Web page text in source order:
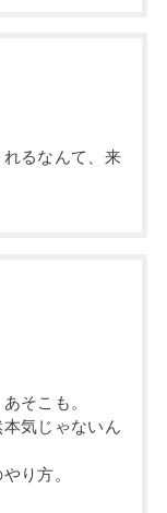
るなんて、来
そこも。
気じゃないん
り方。